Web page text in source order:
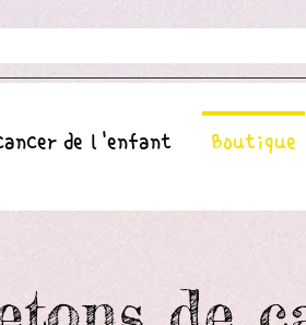
de l'enfant Boutique